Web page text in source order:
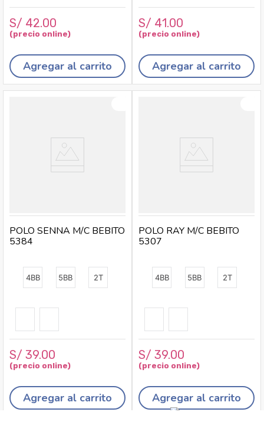
S/ 42.00
Agregar al carrito
S/ 41.00
Agregar al carrito
4BB 5BB 2T
POLO SENNA M/C BEBITO
5384
S/ 39.00
Agregar al carrito
4BB 5BB 2T
POLO RAY M/C BEBITO
5307
S/ 39.00
Agregar al carrito